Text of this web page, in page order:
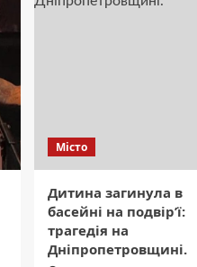
Місто
Дитина загинула в
басейні на подвір’ї:
трагедія на
Дніпропетровщині.